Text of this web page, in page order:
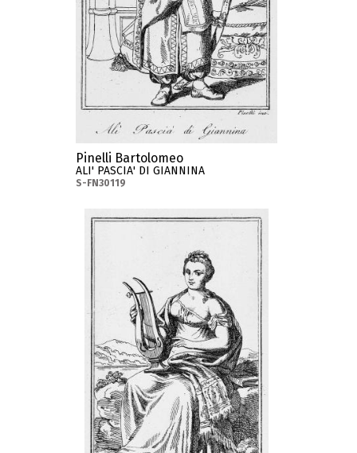
Pinelli Bartolomeo
ALI' PASCIA' DI GIANNINA
S-FN30119